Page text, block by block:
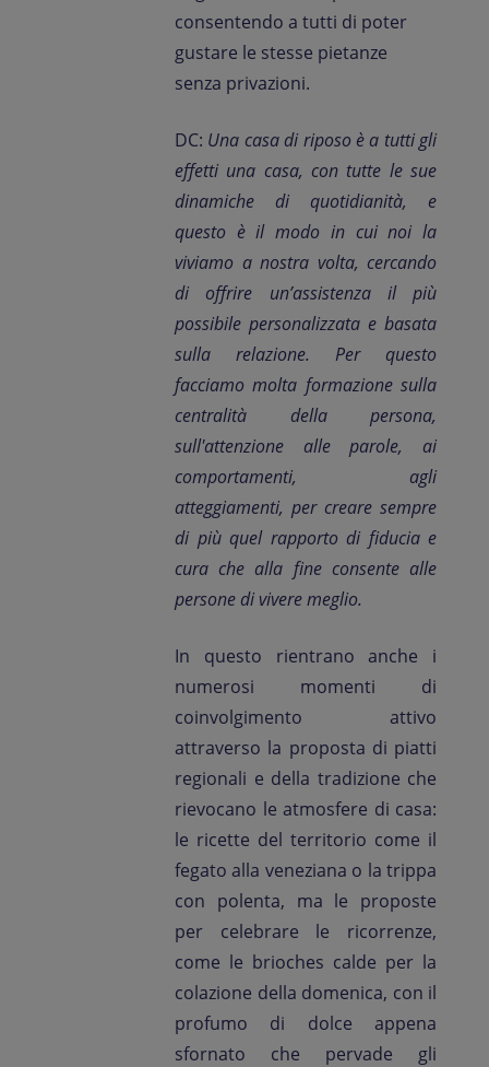
consentendo a tutti di poter
gustare le stesse pietanze
senza privazioni.
DC: Una casa di riposo è a tutti gli
effetti una casa, con tutte le sue
dinamiche di quotidianità, e
questo è il modo in cui noi la
viviamo a nostra volta, cercando
di offrire un’assistenza il più
possibile personalizzata e basata
sulla relazione. Per questo
facciamo molta formazione sulla
centralità della persona,
sull'attenzione alle parole, ai
comportamenti, agli
atteggiamenti, per creare sempre
di più quel rapporto di fiducia e
cura che alla fine consente alle
persone di vivere meglio.
In questo rientrano anche i
numerosi momenti di
coinvolgimento attivo
attraverso la proposta di piatti
regionali e della tradizione che
rievocano le atmosfere di casa:
le ricette del territorio come il
fegato alla veneziana o la trippa
con polenta, ma le proposte
per celebrare le ricorrenze,
come le brioches calde per la
colazione della domenica, con il
profumo di dolce appena
sfornato che pervade gli